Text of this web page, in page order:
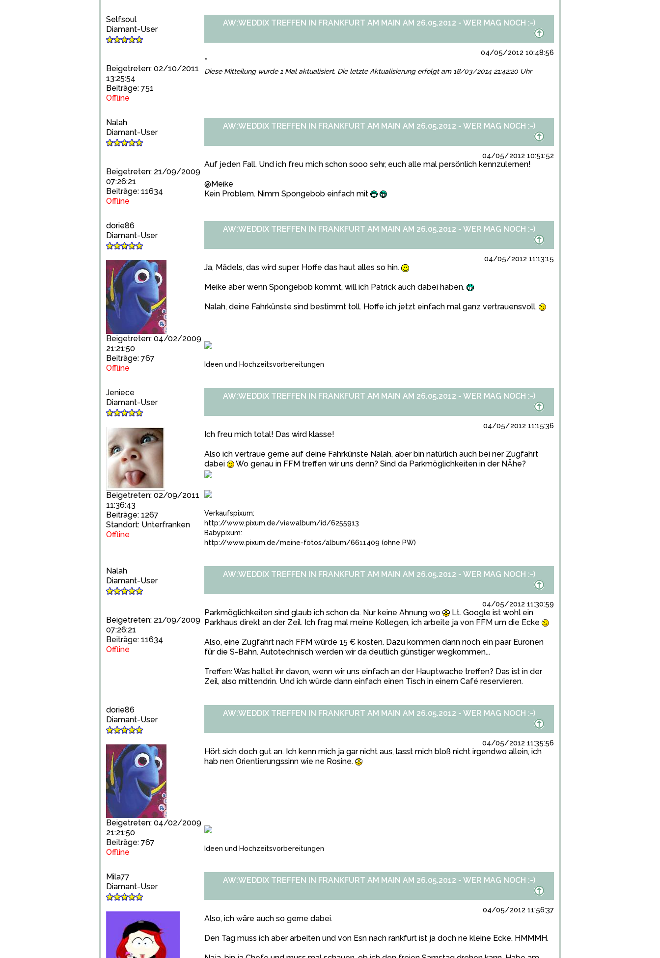
Selfsoul
Diamant-User
Beigetreten: 02/10/2011
13:25:54
Beiträge: 751
Offline
AW:WEDDIX TREFFEN IN FRANKFURT AM MAIN AM 26.05.2012 - WER MAG NOCH :-)
04/05/2012 10:48:56
*
Diese Mitteilung wurde 1 Mal aktualisiert. Die letzte Aktualisierung erfolgt am 18/03/2014 21:42:20 Uhr
Nalah
Diamant-User
Beigetreten: 21/09/2009
07:26:21
Beiträge: 11634
Offline
AW:WEDDIX TREFFEN IN FRANKFURT AM MAIN AM 26.05.2012 - WER MAG NOCH :-)
04/05/2012 10:51:52
Auf jeden Fall. Und ich freu mich schon sooo sehr, euch alle mal persönlich kennzulernen!
@Meike
Kein Problem. Nimm Spongebob einfach mit
dorie86
Diamant-User
Beigetreten: 04/02/2009
21:21:50
Beiträge: 767
Offline
AW:WEDDIX TREFFEN IN FRANKFURT AM MAIN AM 26.05.2012 - WER MAG NOCH :-)
04/05/2012 11:13:15
Ja, Mädels, das wird super. Hoffe das haut alles so hin.
Meike aber wenn Spongebob kommt, will ich Patrick auch dabei haben.
Nalah, deine Fahrkünste sind bestimmt toll. Hoffe ich jetzt einfach mal ganz vertrauensvoll.
Ideen und Hochzeitsvorbereitungen
Jeniece
Diamant-User
Beigetreten: 02/09/2011
11:36:43
Beiträge: 1267
Standort: Unterfranken
Offline
AW:WEDDIX TREFFEN IN FRANKFURT AM MAIN AM 26.05.2012 - WER MAG NOCH :-)
04/05/2012 11:15:36
Ich freu mich total! Das wird klasse!
Also ich vertraue gerne auf deine Fahrkünste Nalah, aber bin natürlich auch bei ner Zugfahrt
dabei
Wo genau in FFM treffen wir uns denn? Sind da Parkmöglichkeiten in der NÄhe?
Verkaufspixum:
http://www.pixum.de/viewalbum/id/6255913
Babypixum:
http://www.pixum.de/meine-fotos/album/6611409 (ohne PW)
Nalah
Diamant-User
Beigetreten: 21/09/2009
07:26:21
Beiträge: 11634
Offline
AW:WEDDIX TREFFEN IN FRANKFURT AM MAIN AM 26.05.2012 - WER MAG NOCH :-)
04/05/2012 11:30:59
Parkmöglichkeiten sind glaub ich schon da. Nur keine Ahnung wo
Lt. Google ist wohl ein
Parkhaus direkt an der Zeil. Ich frag mal meine Kollegen, ich arbeite ja von FFM um die Ecke
Also, eine Zugfahrt nach FFM würde 15 € kosten. Dazu kommen dann noch ein paar Euronen
für die S-Bahn. Autotechnisch werden wir da deutlich günstiger wegkommen...
Treffen: Was haltet ihr davon, wenn wir uns einfach an der Hauptwache treffen? Das ist in der
Zeil, also mittendrin. Und ich würde dann einfach einen Tisch in einem Café reservieren.
dorie86
Diamant-User
Beigetreten: 04/02/2009
21:21:50
Beiträge: 767
Offline
AW:WEDDIX TREFFEN IN FRANKFURT AM MAIN AM 26.05.2012 - WER MAG NOCH :-)
04/05/2012 11:35:56
Hört sich doch gut an. Ich kenn mich ja gar nicht aus, lasst mich bloß nicht irgendwo allein, ich
hab nen Orientierungssinn wie ne Rosine.
Ideen und Hochzeitsvorbereitungen
Mila77
Diamant-User
AW:WEDDIX TREFFEN IN FRANKFURT AM MAIN AM 26.05.2012 - WER MAG NOCH :-)
04/05/2012 11:56:37
Also, ich wäre auch so gerne dabei.
Den Tag muss ich aber arbeiten und von Esn nach rankfurt ist ja doch ne kleine Ecke. HMMMH.